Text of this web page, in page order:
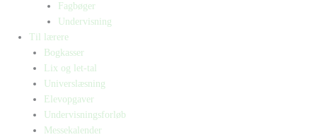
Fagbøger
Undervisning
Til lærere
Bogkasser
Lix og let-tal
Universlæsning
Elevopgaver
Undervisningsforløb
Messekalender